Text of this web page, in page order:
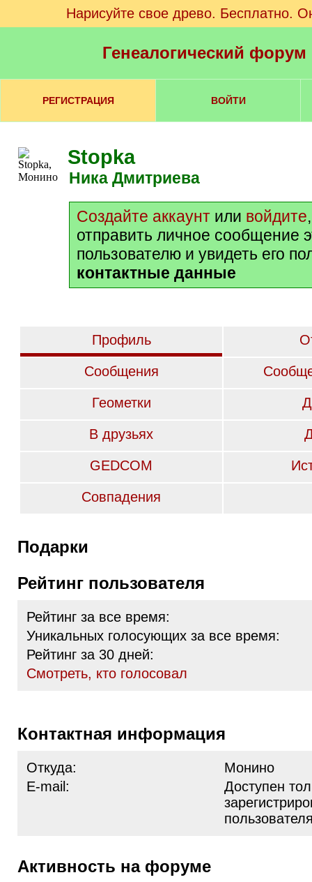
Нарисуйте свое древо. Бесплатно.
Генеалогический
РЕГИСТРАЦИЯ ВОЙТИ
Stopka
Ника Дмитриева
Создайте аккаунт или войдите
отправить личное сообщение
пользователю и увидеть его
контактные данные
Профиль
Сообщения
Геометки
В друзьях
GEDCOM
Совпадения
Подарки
Рейтинг пользователя
Рейтинг за все время:
Уникальных голосующих за все время:
Рейтинг за 30 дней:
Cмотреть, кто голосовал
Контактная информация
Откуда:
Монино
E-mail:
Доступен
Активность на форуме